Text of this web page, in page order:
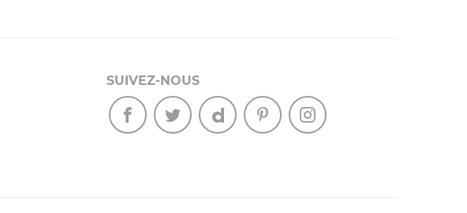
SUIVEZ-NOUS